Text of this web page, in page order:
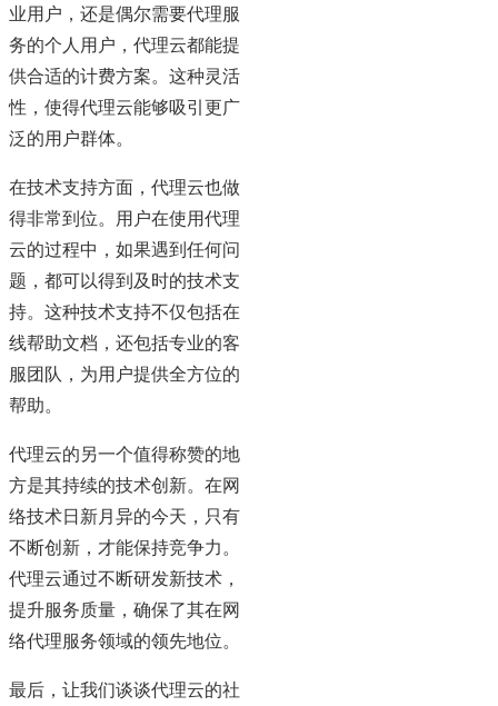
业用户，还是偶尔需要代理服
务的个人用户，代理云都能提
供合适的计费方案。这种灵活
性，使得代理云能够吸引更广
泛的用户群体。
在技术支持方面，代理云也做
得非常到位。用户在使用代理
云的过程中，如果遇到任何问
题，都可以得到及时的技术支
持。这种技术支持不仅包括在
线帮助文档，还包括专业的客
服团队，为用户提供全方位的
帮助。
代理云的另一个值得称赞的地
方是其持续的技术创新。在网
络技术日新月异的今天，只有
不断创新，才能保持竞争力。
代理云通过不断研发新技术，
提升服务质量，确保了其在网
络代理服务领域的领先地位。
最后，让我们谈谈代理云的社